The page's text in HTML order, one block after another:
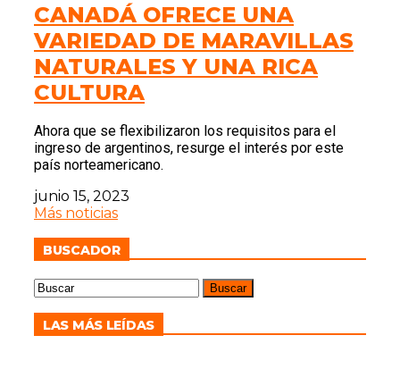
CANADÁ OFRECE UNA
VARIEDAD DE MARAVILLAS
NATURALES Y UNA RICA
CULTURA
Ahora que se flexibilizaron los requisitos para el
ingreso de argentinos, resurge el interés por este
país norteamericano.
junio 15, 2023
Más noticias
BUSCADOR
LAS MÁS LEÍDAS